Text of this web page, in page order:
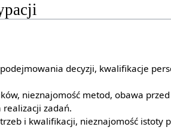
decyzji, kwalifikacje
nieznajomość metod, obawa
realizacji zadań.
i kwalifikacji, nieznajomość istoty